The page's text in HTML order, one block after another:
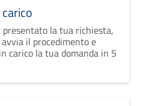
presentato la tua richiesta,
il procedimento e
carico la tua domanda in 5